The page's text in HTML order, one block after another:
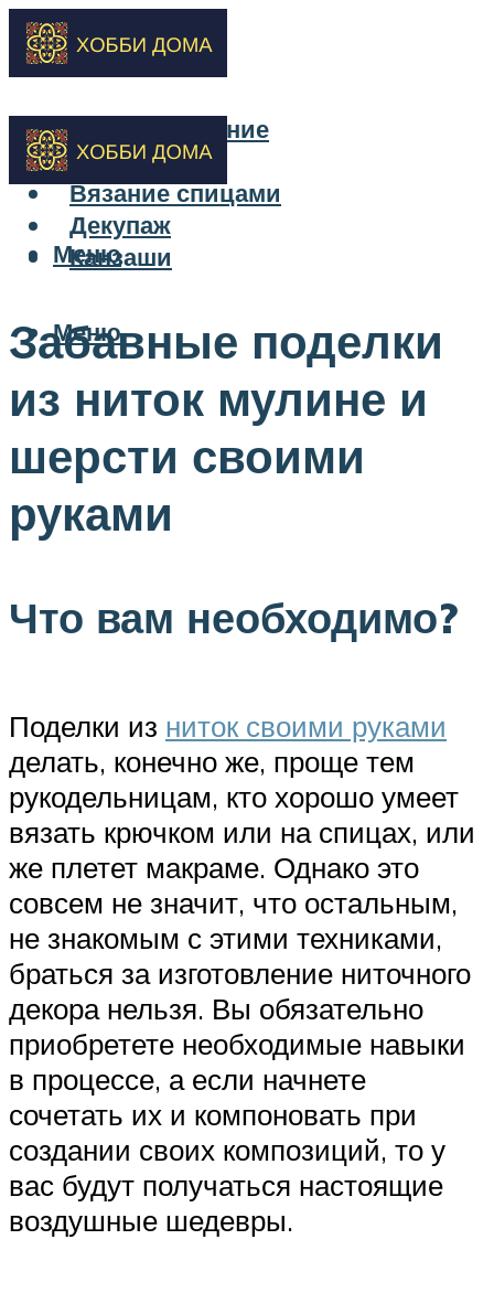
Бисероплетение
Вышивка
Вязание спицами
Декупаж
Канзаши
Меню
Меню
Забавные поделки
из ниток мулине и
шерсти своими
руками
Что вам необходимо?
Поделки из ниток своими руками
делать, конечно же, проще тем
рукодельницам, кто хорошо умеет
вязать крючком или на спицах, или
же плетет макраме. Однако это
совсем не значит, что остальным,
не знакомым с этими техниками,
браться за изготовление ниточного
декора нельзя. Вы обязательно
приобретете необходимые навыки
в процессе, а если начнете
сочетать их и компоновать при
создании своих композиций, то у
вас будут получаться настоящие
воздушные шедевры.